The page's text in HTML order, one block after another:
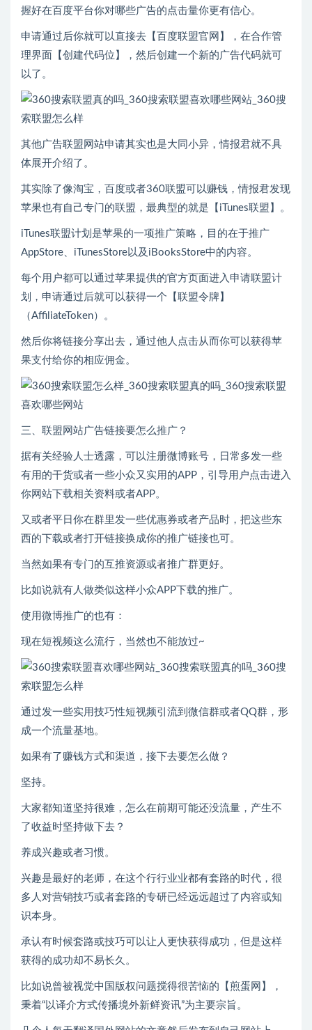
握好在百度平台你对哪些广告的点击量你更有信心。
申请通过后你就可以直接去【百度联盟官网】，在合作管
理界面【创建代码位】，然后创建一个新的广告代码就可
以了。
其他广告联盟网站申请其实也是大同小异，情报君就不具
体展开介绍了。
其实除了像淘宝，百度或者360联盟可以赚钱，情报君发现
苹果也有自己专门的联盟，最典型的就是【iTunes联盟】。
iTunes联盟计划是苹果的一项推广策略，目的在于推广
AppStore、iTunesStore以及iBooksStore中的内容。
每个用户都可以通过苹果提供的官方页面进入申请联盟计
划，申请通过后就可以获得一个【联盟令牌】
（AffiliateToken）。
然后你将链接分享出去，通过他人点击从而你可以获得苹
果支付给你的相应佣金。
三、联盟网站广告链接要怎么推广？
据有关经验人士透露，可以注册微博账号，日常多发一些
有用的干货或者一些小众又实用的APP，引导用户点击进入
你网站下载相关资料或者APP。
又或者平日你在群里发一些优惠券或者产品时，把这些东
西的下载或者打开链接换成你的推广链接也可。
当然如果有专门的互推资源或者推广群更好。
比如说就有人做类似这样小众APP下载的推广。
使用微博推广的也有：
现在短视频这么流行，当然也不能放过~
通过发一些实用技巧性短视频引流到微信群或者QQ群，形
成一个流量基地。
如果有了赚钱方式和渠道，接下去要怎么做？
坚持。
大家都知道坚持很难，怎么在前期可能还没流量，产生不
了收益时坚持做下去？
养成兴趣或者习惯。
兴趣是最好的老师，在这个行行业业都有套路的时代，很
多人对营销技巧或者套路的专研已经远远超过了内容或知
识本身。
承认有时候套路或技巧可以让人更快获得成功，但是这样
获得的成功却不易长久。
比如说曾被视觉中国版权问题搅得很苦恼的【煎蛋网】，
秉着“以译介方式传播境外新鲜资讯”为主要宗旨。